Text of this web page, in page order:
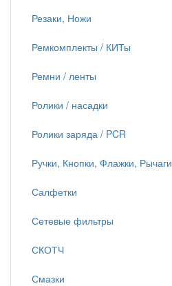
Резаки, Ножи
Ремкомплекты / КИТы
Ремни / ленты
Ролики / насадки
Ролики заряда / PCR
Ручки, Кнопки, Флажки, Рычаги
Салфетки
Сетевые фильтры
СКОТЧ
Смазки